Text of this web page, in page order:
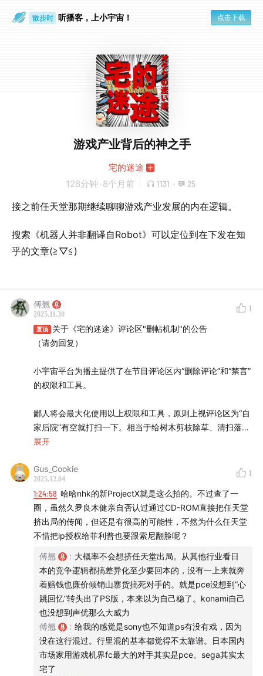
散步时 听播客，上小宇宙！ 点击下载
游戏产业背后的神之手
宅的迷途
128分钟 · 8个月前 1131 · 25
接之前任天堂那期继续聊聊游戏产业发展的内在逻辑。
搜索《机器人并非翻译自Robot》可以定位到在下发在知
乎的文章(≧▽≦)
傅翘
2025.11.30
1
置顶
关于《宅的迷途》评论区"删帖机制"的公告
（请勿回复）
小宇宙平台为播主提供了在节目评论区内“删除评论”和“禁言”
的权限和工具。
鄙人将会最大化使用以上权限和工具，原则上视评论区为“自
家后院”有空就打扫一下。相当于给树木剪枝除草、清扫落
叶、并按个人喜好调整布局。因此，
！！删除评论或禁言会时常发生，且不会给出提示或理
由！！
以此为原则置顶如下法则希望大家能够理解与支持。
・第一法则
请"大胆发帖"以供鄙人自由剪裁。请不要因评论被删而有所
顾虑。
・第二法则
评论区内对其他播主、嘉宾、听众、及其他特定群体或个人
进行攻击贬损，以及有攻击贬损嫌疑的发言，“极大概率”会
被删除并“永久禁言”。
・第三法则
展开
Gus_Cookie
2025.12.04
1
1:24:58 哈哈nhk的新ProjectX就是这么拍的。不过查了一
圈，虽然久夛良木健亲自否认过通过CD-ROM直接把任天堂
挤出局的传闻，但还是有很高的可能性，不然为什么任天堂
不惜把ip授权给菲利普也要跟索尼翻脸呢？
傅翘 : 大概率不会想挤任天堂出局。从其他行业看日
本的竞争逻辑都搞差异化至少要回本的，没有一上来就奔
着赔钱也廉价倾销山寨货搞死对手的。就是pce没想到“心
跳回忆”转头出了PS版，本来以为自己稳了。konami自己
也没想到声优那么大威力
傅翘
: 给我的感觉是sony也不知道ps有没有戏，因为
没在这行混过。行里混的基本都觉得不太靠谱。日本国内
市场家用游戏机界fc最大的对手其实是pce。sega其实太
宅了